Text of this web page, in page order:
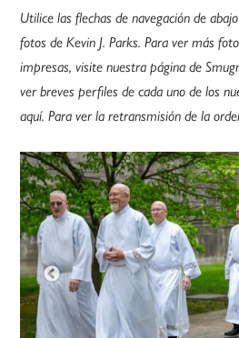
Utilice las flechas de navegación de
fotos de Kevin J. Parks. Para ver más
impresas, visite nuestra página de
ver breves perfiles de cada uno de los
aquí. Para ver la retransmisión de la